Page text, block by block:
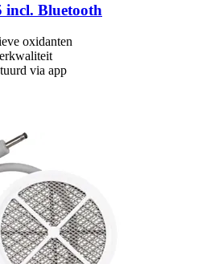
incl. Bluetooth
oxidanten
via app